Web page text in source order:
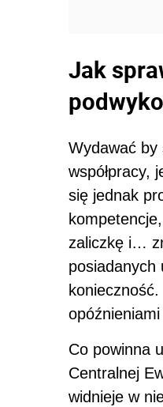
Jak
Wydawać by
współpracy,
się jednak
zaliczkę i…
posiadanych
Co powinna
Centralnej
widnieje w